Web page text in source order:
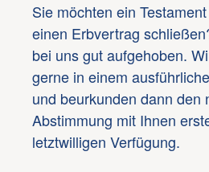
Sie möchten ein
einen Erbvertrag
bei uns gut aufgehoben.
gerne in einem
und beurkunden dann den
Abstimmung mit Ihnen
letztwilligen Verfügung.